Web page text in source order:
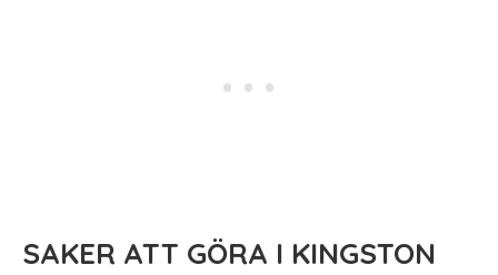
SAKER ATT GÖRA I KINGSTON